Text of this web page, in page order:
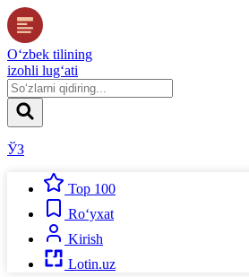
O‘zbek tilining
izohli lug‘ati
ЎЗ
Top 100
Ro‘yxat
Kirish
Lotin.uz